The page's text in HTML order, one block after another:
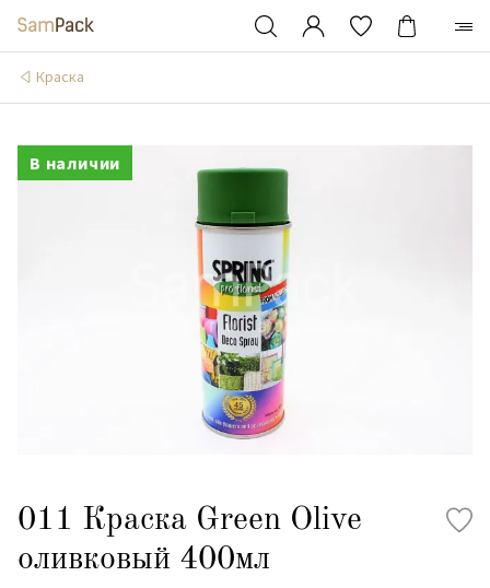
Краска
В наличии
011 Краска Green Olive
оливковый 400мл